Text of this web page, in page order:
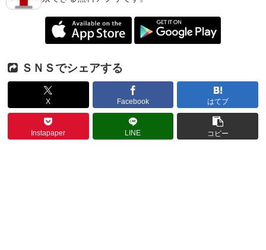
ＳＮＳでシェアする
X Facebook はてブ
Instapaper LINE コピー